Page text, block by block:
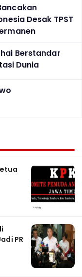
Desak TPST
Berstandar
Dunia
PR